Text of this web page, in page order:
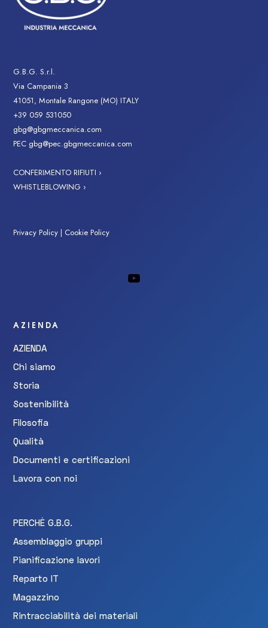
G.B.G. S.r.l.
Via Campania 3
41051, Montale Rangone (MO) ITALY
+39 059 531050
gbg@gbgmeccanica.com
PEC gbg@pec.gbgmeccanica.com
CONFERIMENTO RIFIUTI ›
WHISTLEBLOWING ›
Privacy Policy | Cookie Policy
AZIENDA
AZIENDA
Chi siamo
Storia
Sostenibilità
Filosofia
Qualità
Documenti e certificazioni
Lavora con noi
PERCHÈ G.B.G.
Assemblaggio gruppi
Pianificazione lavori
Reparto IT
Magazzino
Rintracciabilità dei materiali